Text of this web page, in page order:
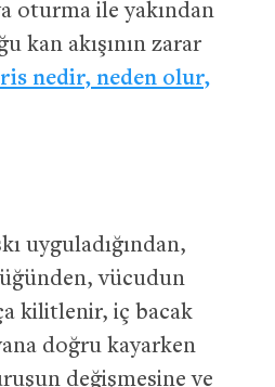
oturma ile yakından
kan akışının zarar
nedir, neden olur,
uyguladığından,
vücudun
kilitlenir, iç bacak
doğru kayarken
değişmesine ve